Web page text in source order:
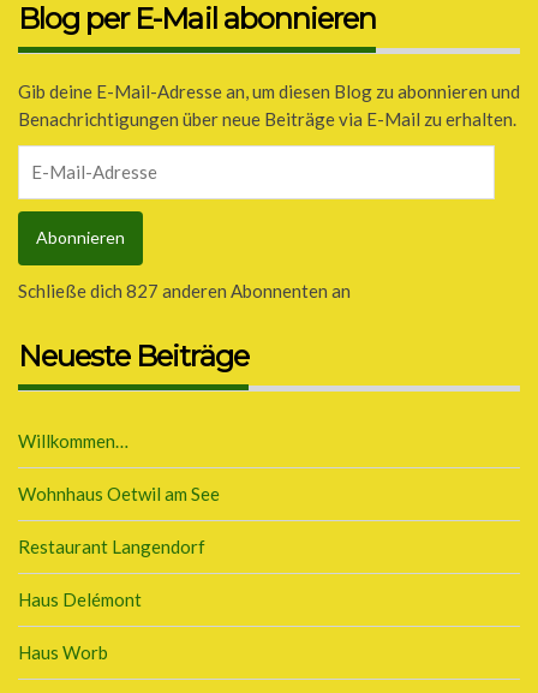
Blog per E-Mail abonnieren
Gib deine E-Mail-Adresse an, um diesen Blog zu abonnieren und
Benachrichtigungen über neue Beiträge via E-Mail zu erhalten.
Mail-
Adresse
Abonnieren
Schließe dich 827 anderen Abonnenten an
Neueste Beiträge
Willkommen…
Wohnhaus Oetwil am See
Restaurant Langendorf
Haus Delémont
Haus Worb